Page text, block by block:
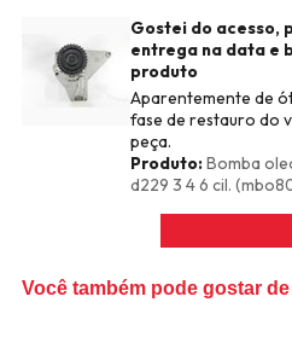
Gostei do acesso,
entrega na data e
produto
Aparentemente de
fase de restauro do
peça.
Produto:Bomba
d229 3 4 6 cil.
Você também pode gostar de